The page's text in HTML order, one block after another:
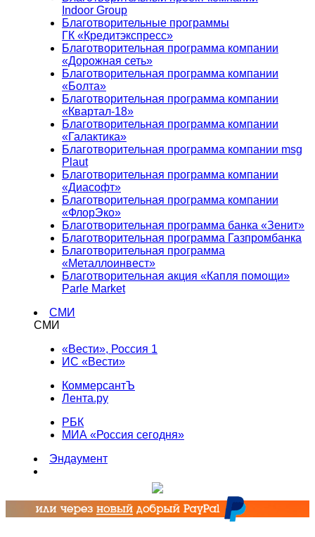
Indoor Group
Благотворительные программы
ГК «Кредитэкспресс»
Благотворительная программа компании
«Дорожная сеть»
Благотворительная программа компании
«Болта»
Благотворительная программа компании
«Квартал-18»
Благотворительная программа компании
«Галактика»
Благотворительная программа компании msg
Plaut
Благотворительная программа компании
«Диасофт»
Благотворительная программа компании
«ФлорЭко»
Благотворительная программа банка «Зенит»
Благотворительная программа Газпромбанка
Благотворительная программа
«Металлоинвест»
Благотворительная акция «Капля помощи»
Parle Market
СМИ
СМИ
«Вести», Россия 1
ИС «Вести»
КоммерсантЪ
Лента.ру
РБК
МИА «Россия сегодня»
Эндаумент